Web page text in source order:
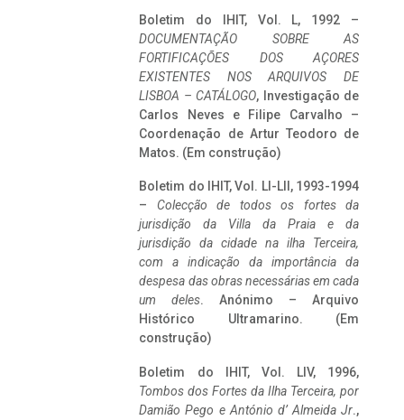
Boletim do IHIT, Vol. L, 1992 –
DOCUMENTAÇÃO SOBRE AS
FORTIFICAÇÕES DOS AÇORES
EXISTENTES NOS ARQUIVOS DE
LISBOA – CATÁLOGO, Investigação de
Carlos Neves e Filipe Carvalho –
Coordenação de Artur Teodoro de
Matos. (Em construção)
Boletim do IHIT, Vol. LI-LII, 1993-1994
– Colecção de todos os fortes da
jurisdição da Villa da Praia e da
jurisdição da cidade na ilha Terceira,
com a indicação da importância da
despesa das obras necessárias em cada
um deles. Anónimo – Arquivo
Histórico Ultramarino. (Em
construção)
Boletim do IHIT, Vol. LIV, 1996,
Tombos dos Fortes da Ilha Terceira, por
Damião Pego e António d’ Almeida Jr.,